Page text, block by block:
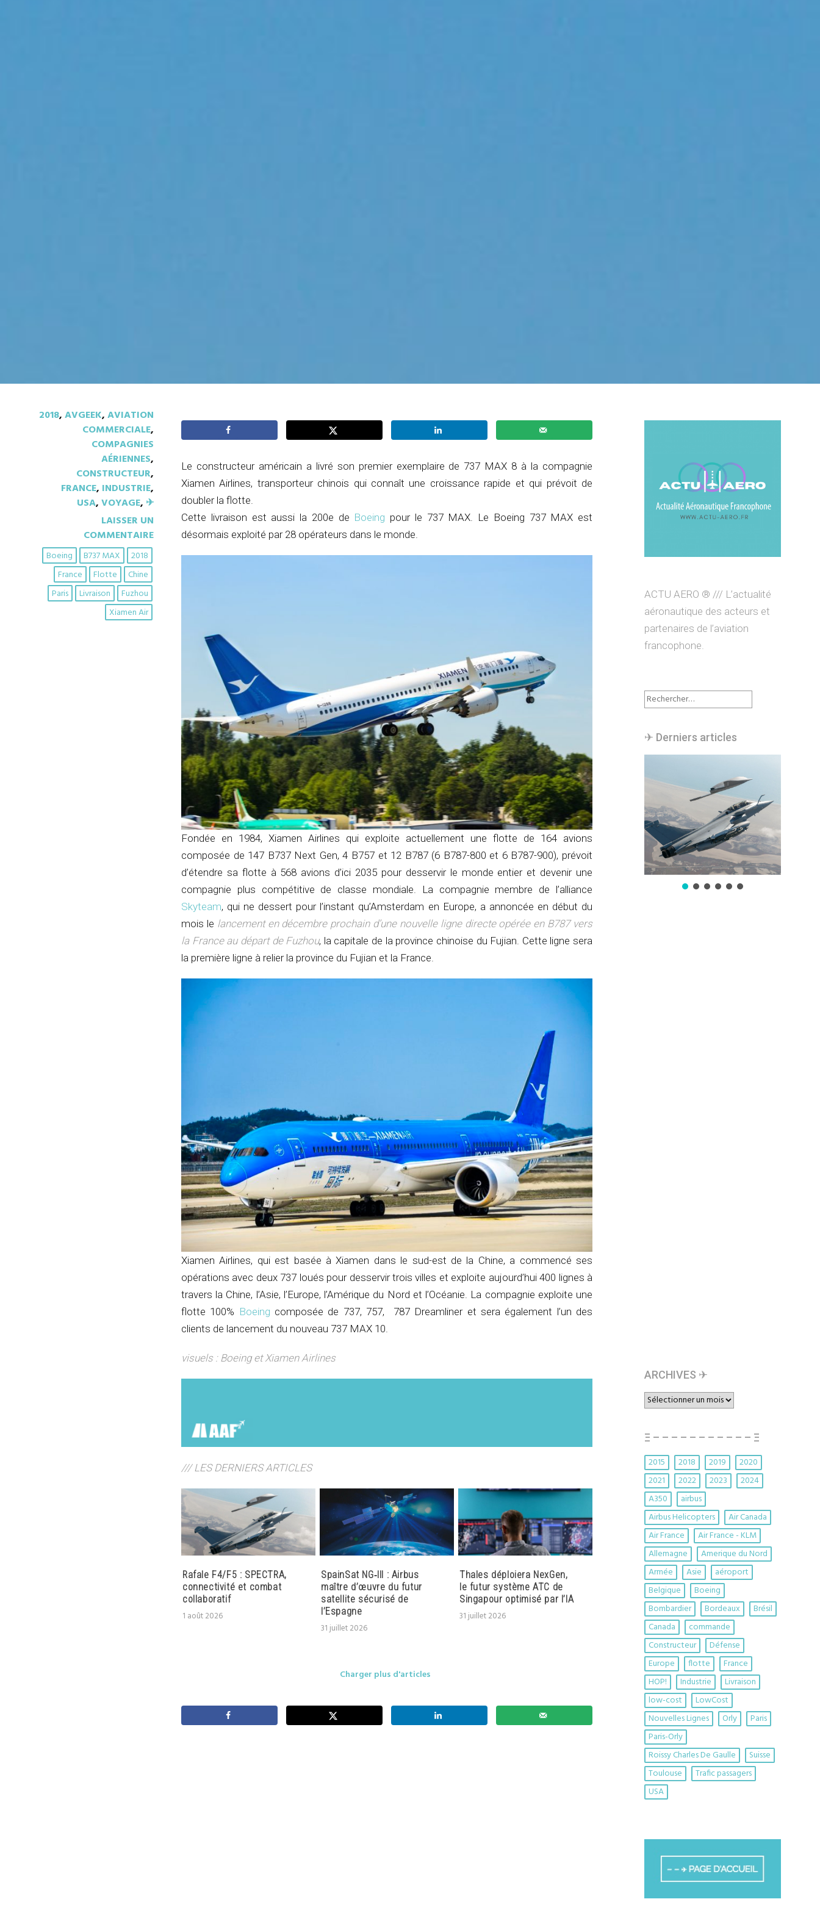
2018,AVGEEK,AVIATION
COMMERCIALE,
COMPAGNIES
AÉRIENNES,
CONSTRUCTEUR,
FRANCE, INDUSTRIE,
USA,VOYAGE, ✈︎
LAISSER UN
COMMENTAIRE
2018
B737 MAX
Boeing
Chine
Flotte
France
Fuzhou
Livraison
Paris
Xiamen Air
Le constructeur américain a livré son premier exemplaire de 737 MAX 8 à la compagnie
Xiamen Airlines, transporteur chinois qui connaît une croissance rapide et qui prévoit de
doubler la flotte.
Cette livraison est aussi la 200e de Boeing pour le 737 MAX. Le Boeing 737 MAX est
désormais exploité par 28 opérateurs dans le monde.
Fondée en 1984, Xiamen Airlines qui exploite actuellement une flotte de 164 avions
composée de 147 B737 Next Gen, 4 B757 et 12 B787 (6 B787-800 et 6 B787-900), prévoit
d’étendre sa flotte à 568 avions d’ici 2035 pour desservir le monde entier et devenir une
compagnie plus compétitive de classe mondiale. La compagnie membre de l’alliance
Skyteam, qui ne dessert pour l’instant qu’Amsterdam en Europe, a annoncée en début du
mois le lancement en décembre prochain d’une nouvelle ligne directe opérée en B787 vers
la France au départ de Fuzhou, la capitale de la province chinoise du Fujian. Cette ligne sera
la première ligne à relier la province du Fujian et la France.
Xiamen Airlines, qui est basée à Xiamen dans le sud-est de la Chine, a commencé ses
opérations avec deux 737 loués pour desservir trois villes et exploite aujourd’hui 400 lignes à
travers la Chine, l’Asie, l’Europe, l’Amérique du Nord et l’Océanie. La compagnie exploite une
flotte 100% Boeing composée de 737, 757, 787 Dreamliner et sera également l’un des
clients de lancement du nouveau 737 MAX 10.
visuels : Boeing et Xiamen Airlines
/// LES DERNIERS ARTICLES
Rafale F4/F5 : SPECTRA,
connectivité et combat
collaboratif
1 août 2026
SpainSat NG‑III : Airbus
maître d’œuvre du futur
satellite sécurisé de
l’Espagne
31 juillet 2026
Thales déploiera NexGen,
le futur système ATC de
Singapour optimisé par l’IA
31 juillet 2026
Charger plus d'articles
ACTU AERO ® /// L’actualité
aéronautique des acteurs et
partenaires de l’aviation
francophone.
Rechercher :
✈︎ Derniers articles
ARCHIVES ✈︎
ARCHIVES
✈︎
Ξ – – – – – – – – – – – Ξ
2015 2018 2019
2020
2021
2022 2023
2024
A350
airbus
Airbus Helicopters
Air Canada
Air France
Air France - KLM
Allemagne
Amerique du Nord
Armée
Asie
aéroport
Belgique
Boeing
Bombardier
Bordeaux
Brésil
Canada
commande
Constructeur
Défense
Europe
flotte
France
HOP!
Industrie
Livraison
low-cost
LowCost
Nouvelles Lignes
Orly
Paris
Paris-Orly
Roissy Charles De Gaulle
Suisse
Toulouse
Trafic passagers
USA